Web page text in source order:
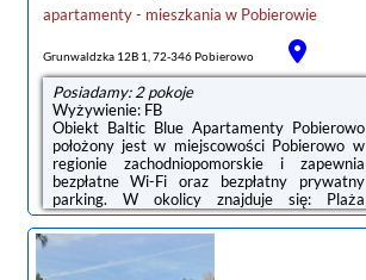
apartamenty - mieszkania w Pobierowie
Grunwaldzka 12B 1, 72-346 Pobierowo
Posiadamy: 2 pokoje
Wyżywienie: FB
Obiekt Baltic Blue Apartamenty Pobierowo
położony jest w miejscowości Pobierowo w
regionie zachodniopomorskie i zapewnia
bezpłatne Wi-Fi oraz bezpłatny prywatny
parking. W okolicy znajduje się: Plaża
Pobierowo.Wszystkie opcje zakwaterowania
mają taras, aneks kuchenny z lodówką,
w prysznic i suszarkę do włosów. Do